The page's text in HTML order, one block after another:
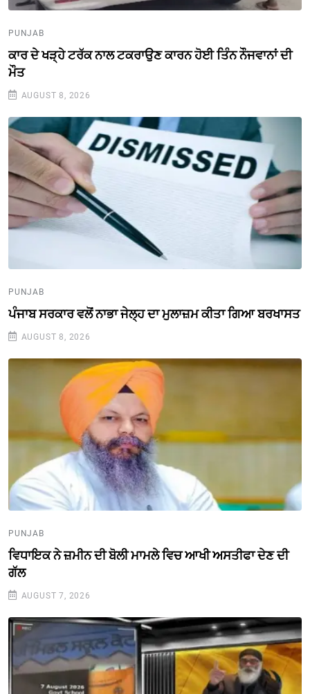
PUNJAB
ਕਾਰ ਦੇ ਖੜ੍ਹੇ ਟਰੱਕ ਨਾਲ ਟਕਰਾਉਣ ਕਾਰਨ ਹੋਈ ਤਿੰਨ ਨੌਜਵਾਨਾਂ ਦੀ
ਮੌਤ
AUGUST 8, 2026
PUNJAB
ਪੰਜਾਬ ਸਰਕਾਰ ਵਲੋਂ ਨਾਭਾ ਜੇਲ੍ਹ ਦਾ ਮੁਲਾਜ਼ਮ ਕੀਤਾ ਗਿਆ ਬਰਖਾਸਤ
AUGUST 8, 2026
PUNJAB
ਵਿਧਾਇਕ ਨੇ ਜ਼ਮੀਨ ਦੀ ਬੋਲੀ ਮਾਮਲੇ ਵਿਚ ਆਖੀ ਅਸਤੀਫਾ ਦੇਣ ਦੀ
ਗੱਲ
AUGUST 7, 2026